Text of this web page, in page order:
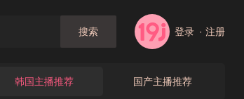
搜索 登录 · 注册
韩国主播推荐 国产主播推荐